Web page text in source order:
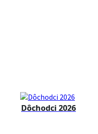
Dôchodci 2026